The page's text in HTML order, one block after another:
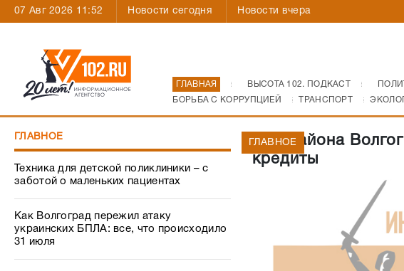
07 Авг 2026 11:52 Новости сегодня Новости вчера
ГЛАВНАЯ ВЫСОТА 102. ПОДКАСТ
БОРЬБА С КОРРУПЦИЕЙ
ТРАНСПОРТ
ГЛАВНОЕ
Техника для детской поликлиники – с
заботой о маленьких пациентах
Как Волгоград пережил атаку
украинских БПЛА: все, что происходило
31 июля
Два района
кредиты
ГЛАВНОЕ